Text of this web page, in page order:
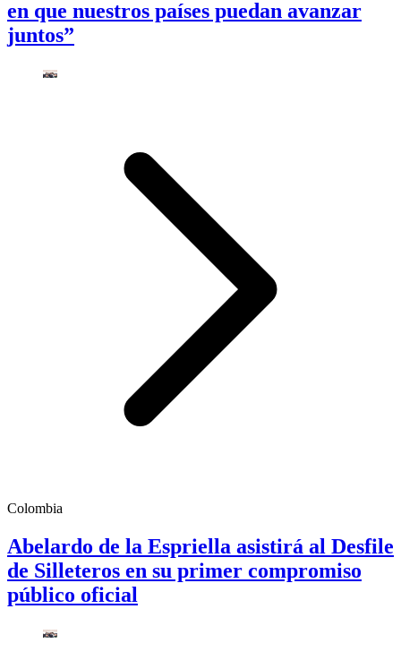
en que nuestros países puedan avanzar
juntos”
Colombia
Abelardo de la Espriella asistirá al Desfile
de Silleteros en su primer compromiso
público oficial